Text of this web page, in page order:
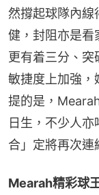
然撐起球隊內線
健，封阻亦是看
更有着三分、突
敏捷度上加強，
提的是，
日生，不少人
合」定將再次連
Mearah精彩球